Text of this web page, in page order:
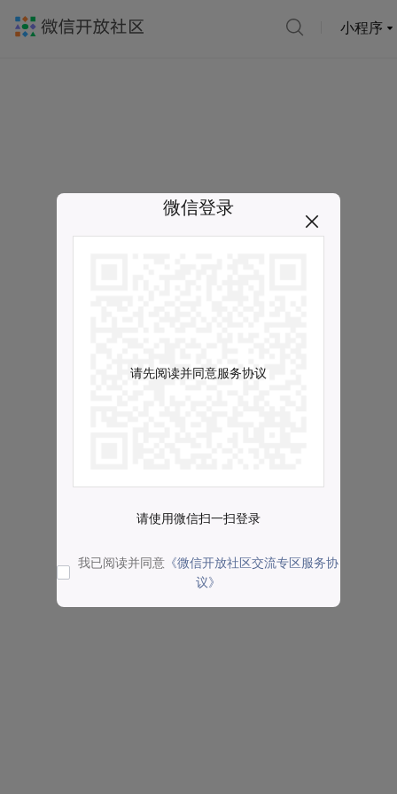
小程序
微信登录
请先阅读并同意服务协议
请使用微信扫一扫登录
我已阅读并同意 《微信开放社区交流专区服务协
议》